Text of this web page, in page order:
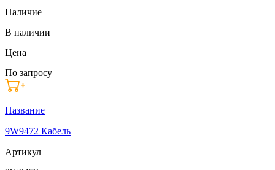
Наличие
В наличии
Цена
По запросу
Название
9W9472 Кабель
Артикул